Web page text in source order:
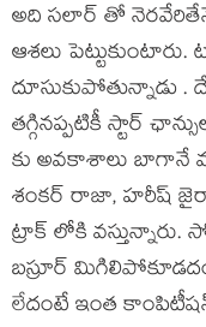
అది సలార్ తో
ఆశలు
దూసుకుపోతున్నాడు .
తగ్గినప్పటికీ స్టార్
కు అవకాశాలు బాగానే
శంకర్ రాజా, హరీష్
ట్రాక్ లోకి
బస్రూర్
లేదంటే ఇంత కాంపిటీషన్